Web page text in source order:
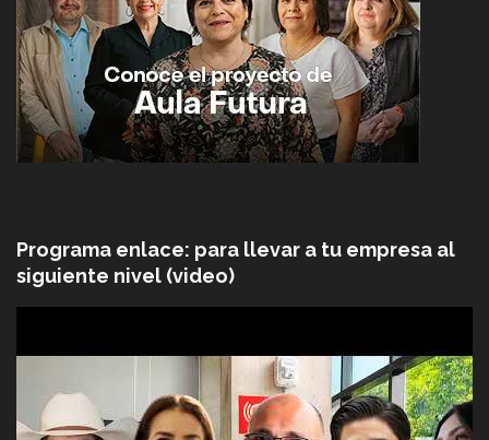
Programa enlace: para llevar a tu empresa al
siguiente nivel (video)